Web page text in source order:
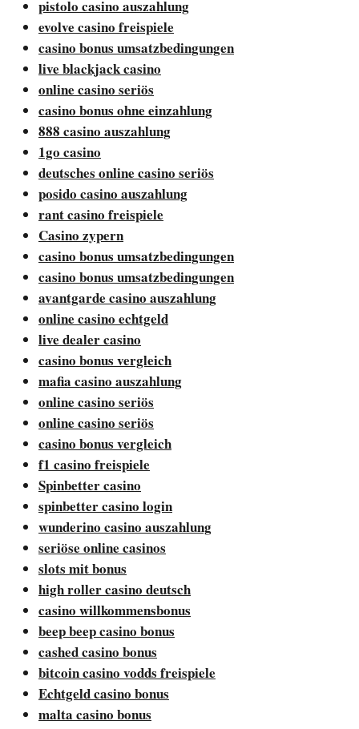
pistolo casino auszahlung
evolve casino freispiele
casino bonus umsatzbedingungen
live blackjack casino
online casino seriös
casino bonus ohne einzahlung
888 casino auszahlung
1go casino
deutsches online casino seriös
posido casino auszahlung
rant casino freispiele
Casino zypern
casino bonus umsatzbedingungen
casino bonus umsatzbedingungen
avantgarde casino auszahlung
online casino echtgeld
live dealer casino
casino bonus vergleich
mafia casino auszahlung
online casino seriös
online casino seriös
casino bonus vergleich
f1 casino freispiele
Spinbetter casino
spinbetter casino login
wunderino casino auszahlung
seriöse online casinos
slots mit bonus
high roller casino deutsch
casino willkommensbonus
beep beep casino bonus
cashed casino bonus
bitcoin casino vodds freispiele
Echtgeld casino bonus
malta casino bonus